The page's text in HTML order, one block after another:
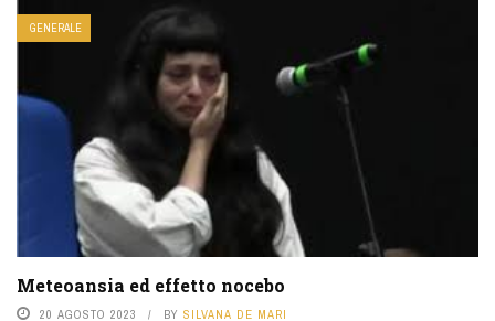
GENERALE
Meteoansia ed effetto nocebo
20 AGOSTO 2023 BY SILVANA DE MARI